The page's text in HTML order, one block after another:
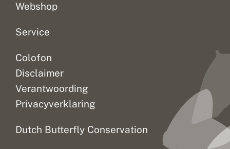
Webshop
Service
Colofon
Disclaimer
Verantwoording
Privacyverklaring
Dutch Butterfly Conservation